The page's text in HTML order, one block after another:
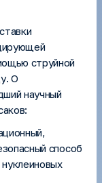
струйной
О
научный
способ